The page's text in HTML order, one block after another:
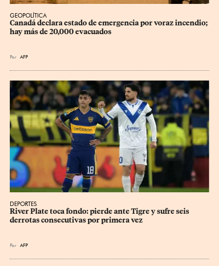
GEOPOLÍTICA
Canadá declara estado de emergencia por voraz incendio;
hay más de 20,000 evacuados
Por AFP
DEPORTES
River Plate toca fondo: pierde ante Tigre y sufre seis
derrotas consecutivas por primera vez
Por AFP